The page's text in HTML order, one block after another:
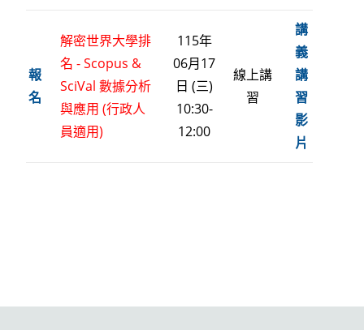
報
名
解密世界大學排
名 - Scopus &
SciVal 數據分析
與應用 (行政人
員適用)
115年
06月17
日 (三)
10:30-
12:00
線上講
習
講
義
講
習
影
片